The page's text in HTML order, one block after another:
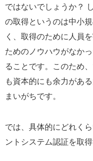
ではないでしょうか？
の取得というのは中小
く、取得のために人員
ためのノウハウがなか
ることです。このため
も資本的にも余力があ
まいがちです。
では、具体的にどれく
ントシステム認証を取